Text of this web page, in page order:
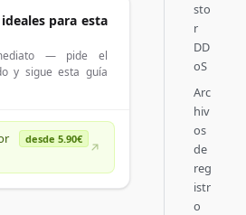
para esta
— pide el
y sigue esta guía
desde 5.90€
sto
r
DD
oS
Arc
hiv
os
de
reg
istr
o